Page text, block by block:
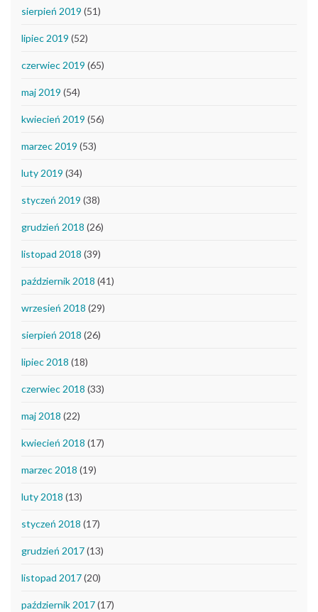
sierpień 2019 (51)
lipiec 2019 (52)
czerwiec 2019 (65)
maj 2019 (54)
kwiecień 2019 (56)
marzec 2019 (53)
luty 2019 (34)
styczeń 2019 (38)
grudzień 2018 (26)
listopad 2018 (39)
październik 2018 (41)
wrzesień 2018 (29)
sierpień 2018 (26)
lipiec 2018 (18)
czerwiec 2018 (33)
maj 2018 (22)
kwiecień 2018 (17)
marzec 2018 (19)
luty 2018 (13)
styczeń 2018 (17)
grudzień 2017(13)
listopad 2017(20)
październik 2017(17)